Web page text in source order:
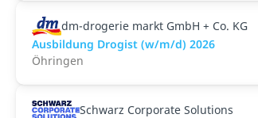
dm-drogerie markt GmbH + Co. KG
Ausbildung Drogist (w/m/d) 2026
Öhringen
Schwarz Corporate Solutions